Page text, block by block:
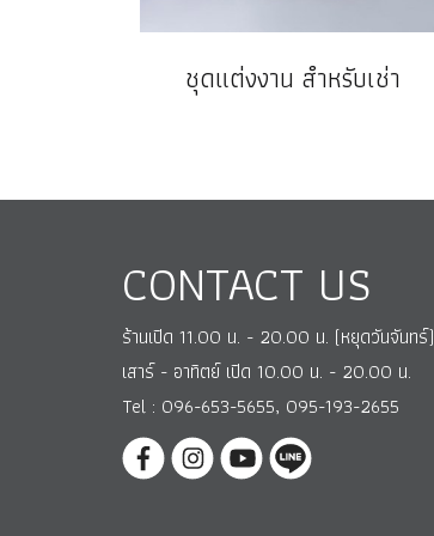
ชุดแต่งงาน สำหรับเช่า
CONTACT US
ร้านเปิด 11.00 น. - 20.00 น. (หยุดวันจันทร์)
เสาร์ - อาทิตย์ เปิด 10.00 น. - 20.00 น.
Tel : 096-653-5655, 095-193-2655